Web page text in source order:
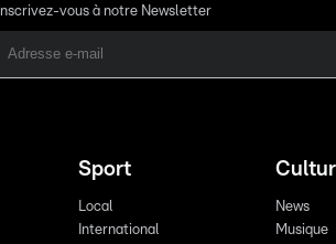
Inscrivez-vous à notre Newsletter
Sport
Local
International
News
Musique